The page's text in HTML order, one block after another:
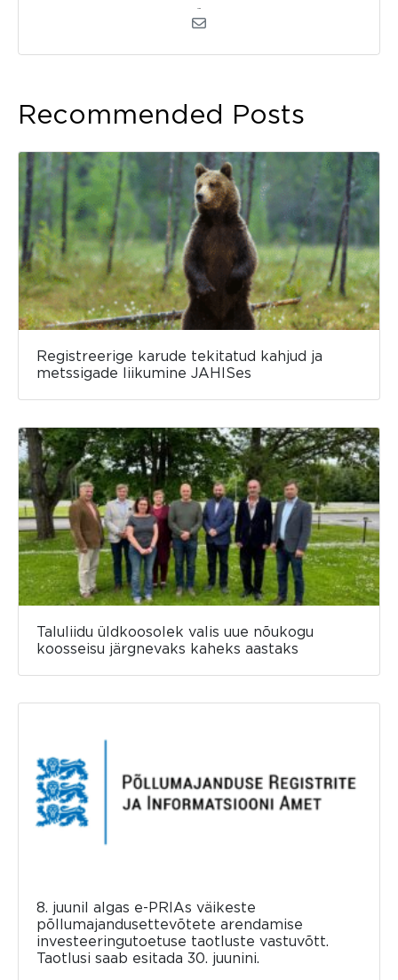
Recommended Posts
Registreerige karude tekitatud kahjud ja
metssigade liikumine JAHISes
Taluliidu üldkoosolek valis uue nõukogu
koosseisu järgnevaks kaheks aastaks
8. juunil algas e-PRIAs väikeste
põllumajandusettevõtete arendamise
investeeringutoetuse taotluste vastuvõtt.
Taotlusi saab esitada 30. juunini.